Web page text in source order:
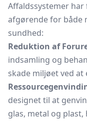
Affaldssystemer
afgørende for både
sundhed:
Reduktion af
indsamling og
skade miljøet ved at
designet til at
glas, metal og